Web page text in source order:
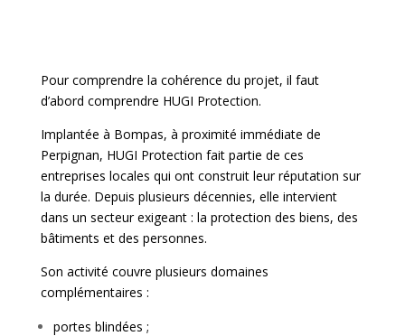
Pour comprendre la cohérence du projet, il faut
d’abord comprendre HUGI Protection.
Implantée à Bompas, à proximité immédiate de
Perpignan, HUGI Protection fait partie de ces
entreprises locales qui ont construit leur réputation sur
la durée. Depuis plusieurs décennies, elle intervient
dans un secteur exigeant : la protection des biens, des
bâtiments et des personnes.
Son activité couvre plusieurs domaines
complémentaires :
portes blindées ;